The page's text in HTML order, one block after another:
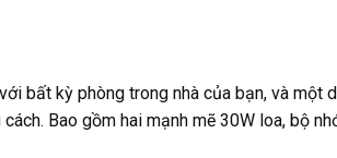
bất kỳ phòng trong nhà của bạn, và một
Bao gồm hai mạnh mẽ 30W loa, bộ